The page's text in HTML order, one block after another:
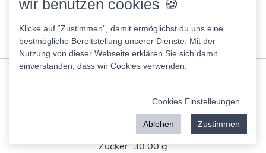
KH:4.20 g
Zucker:0.80 g
0.00 g
2.50 g
58.00 g
Zucker:30.00 g
wir benutzen cookies 🍪
Klicke auf “Zustimmen”, damit ermöglichst du uns eine
bestmögliche Bereitstellung unserer Dienste. Mit der
Nutzung von dieser Webseite erklären Sie sich damit
einverstanden, dass wir Cookies verwenden.
Cookies Einstelleungen
Ablehen Zustimmen